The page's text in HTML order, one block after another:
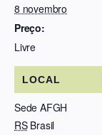
8 novembro
Preço:
Livre
LOCAL
Sede AFGH
RS Brasil